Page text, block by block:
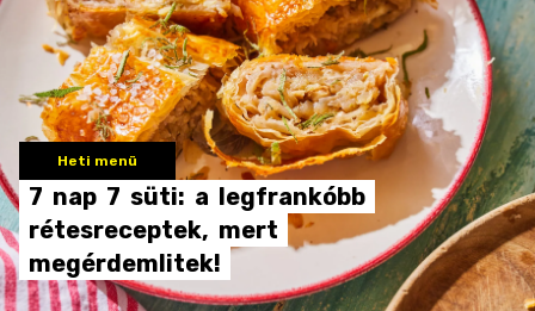
Heti menü
7 nap 7 süti: a legfrankóbb
rétesreceptek, mert
megérdemlitek!